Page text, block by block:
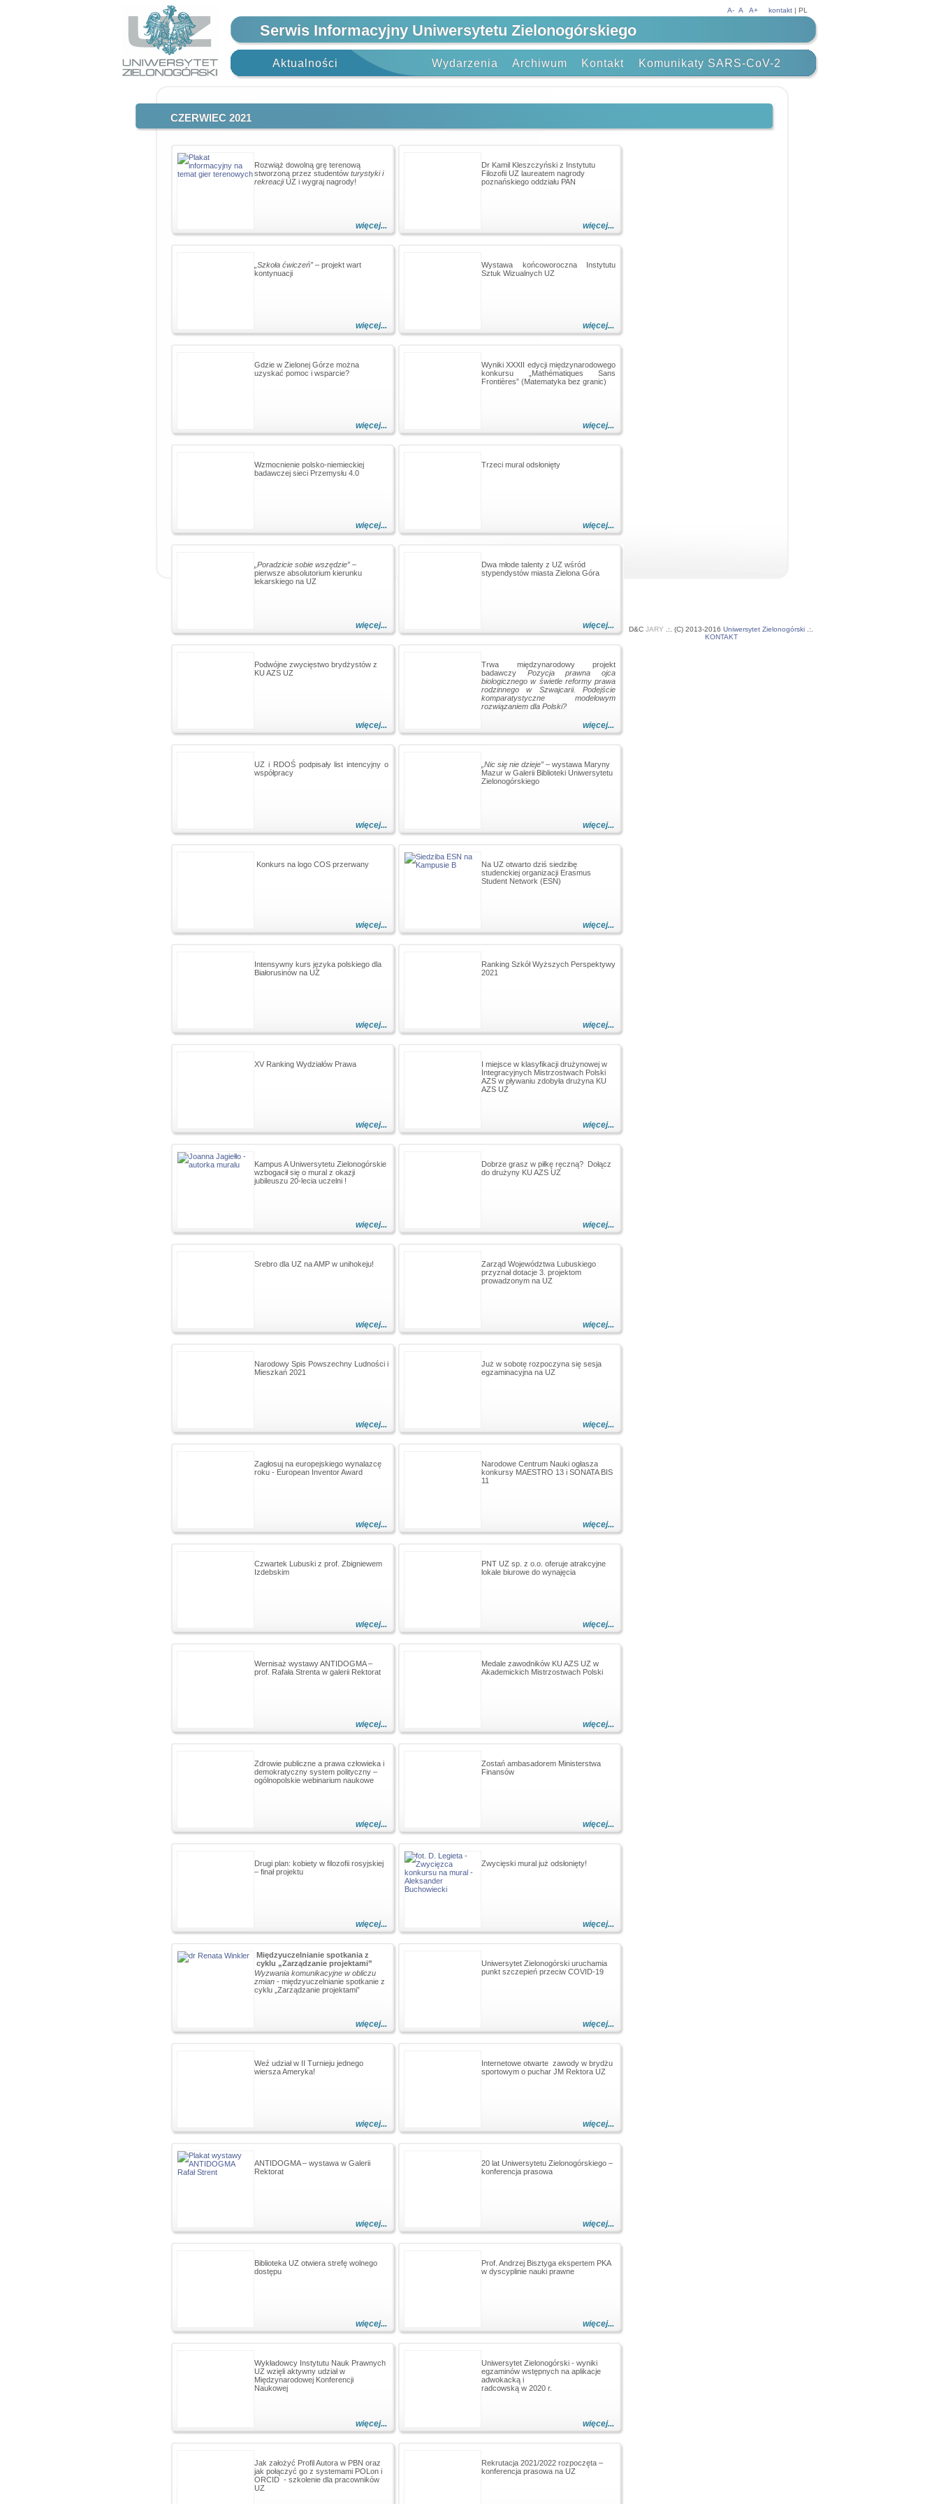
A- A A+ kontakt | PL
Serwis Informacyjny Uniwersytetu Zielonogórskiego
Aktualności Wydarzenia Archiwum Kontakt Komunikaty SARS-CoV-2
CZERWIEC 2021
więcej...
Rozwiąż dowolną grę terenową
stworzoną przez studentów turystyki i
rekreacjiUZ i wygraj nagrody!
więcej...
Dr Kamil Kleszczyński z Instytutu
Filozofii UZ laureatem nagrody
poznańskiego oddziału PAN
więcej...
„Szkoła ćwiczeń” – projekt wart
kontynuacji
więcej...
Wystawa końcoworoczna Instytutu
Sztuk Wizualnych UZ
więcej...
Gdzie w Zielonej Górze można
uzyskać pomoc i wsparcie?
więcej...
Wyniki XXXII edycji międzynarodowego
konkursu „Mathématiques Sans
Frontières” (Matematyka bez granic)
więcej...
Wzmocnienie polsko-niemieckiej
badawczej sieci Przemysłu 4.0
więcej...
Trzeci mural odsłonięty
więcej...
„Poradzicie sobie wszędzie” –
pierwsze absolutorium kierunku
lekarskiego na UZ
więcej...
Dwa młode talenty z UZ wśród
stypendystów miasta Zielona Góra
więcej...
Podwójne zwycięstwo brydżystów z
KU AZS UZ
więcej...
Trwa międzynarodowy projekt
badawczy Pozycja prawna ojca
biologicznego w świetle reformy prawa
rodzinnego w Szwajcarii. Podejście
komparatystyczne modelowym
rozwiązaniem dla Polski?
więcej...
UZ i RDOŚ podpisały list intencyjny o
współpracy
więcej...
„Nic się nie dzieje” – wystawa Maryny
Mazur w Galerii Biblioteki Uniwersytetu
Zielonogórskiego
więcej...
Konkurs na logo COS przerwany
więcej...
Na UZ otwarto dziś siedzibę
studenckiej organizacji Erasmus
Student Network (ESN)
więcej...
Intensywny kurs języka polskiego dla
Białorusinów na UZ
więcej...
Ranking Szkół Wyższych Perspektywy
2021
więcej...
XV Ranking Wydziałów Prawa
więcej...
I miejsce w klasyfikacji drużynowej w
Integracyjnych Mistrzostwach Polski
AZS w pływaniu zdobyła drużyna KU
AZS UZ
więcej...
Kampus A Uniwersytetu Zielonogórskie
wzbogacił się o mural z okazji
jubileuszu 20-lecia uczelni !
więcej...
Dobrze grasz w piłkę ręczną? Dołącz
do drużyny KU AZS UZ
więcej...
Srebro dla UZ na AMP w unihokeju!
więcej...
Zarząd Województwa Lubuskiego
przyznał dotacje 3. projektom
prowadzonym na UZ
więcej...
Narodowy Spis Powszechny Ludności i
Mieszkań 2021
więcej...
Już w sobotę rozpoczyna się sesja
egzaminacyjna na UZ
więcej...
Zagłosuj na europejskiego wynalazcę
roku - European Inventor Award
więcej...
Narodowe Centrum Nauki ogłasza
konkursy MAESTRO 13 i SONATA BIS
11
więcej...
Czwartek Lubuski z prof. Zbigniewem
Izdebskim
więcej...
PNT UZ sp. z o.o. oferuje atrakcyjne
lokale biurowe do wynajęcia
więcej...
Wernisaż wystawy ANTIDOGMA –
prof. Rafała Strenta w galerii Rektorat
więcej...
Medale zawodników KU AZS UZ w
Akademickich Mistrzostwach Polski
więcej...
Zdrowie publiczne a prawa człowieka i
demokratyczny system polityczny –
ogólnopolskie webinarium naukowe
więcej...
Zostań ambasadorem Ministerstwa
Finansów
więcej...
Drugi plan: kobiety w filozofii rosyjskiej
– finał projektu
więcej...
Zwycięski mural już odsłonięty!
więcej...
Międzyuczelnianie spotkania z
cyklu „Zarządzanie projektami”
Wyzwania komunikacyjne w obliczu
zmian - międzyuczelnianie spotkanie z
cyklu „Zarządzanie projektami”
więcej...
Uniwersytet Zielonogórski uruchamia
punkt szczepień przeciw COVID-19
więcej...
Weź udział w II Turnieju jednego
wiersza Ameryka!
więcej...
Internetowe otwarte zawody w brydżu
sportowym o puchar JM Rektora UZ
więcej...
ANTIDOGMA – wystawa w Galerii
Rektorat
więcej...
20 lat Uniwersytetu Zielonogórskiego –
konferencja prasowa
więcej...
Biblioteka UZ otwiera strefę wolnego
dostępu
więcej...
Prof. Andrzej Bisztyga ekspertem PKA
w dyscyplinie nauki prawne
więcej...
Wykładowcy Instytutu Nauk Prawnych
UZ wzięli aktywny udział w
Międzynarodowej Konferencji
Naukowej
więcej...
Uniwersytet Zielonogórski - wyniki
egzaminów wstępnych na aplikacje
adwokacką i
radcowską w 2020 r.
Jak założyć Profil Autora w PBN oraz
jak połączyć go z systemami POLon i
ORCID - szkolenie dla pracowników
UZ
Rekrutacja 2021/2022 rozpoczęta –
konferencja prasowa na UZ
D&C JARY .: (C) 2013-2016 Uniwersytet Zielonogórski .:.
KONTAKT